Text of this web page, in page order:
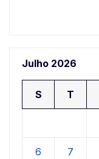
Julho 2026
S T
6 7